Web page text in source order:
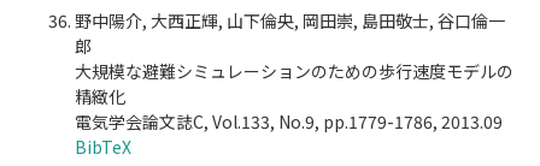
野中陽介, 大西正輝, 山下倫央, 岡田崇, 島田敬士, 谷口倫一
郎
大規模な避難シミュレーションのための歩行速度モデルの
精緻化
電気学会論文誌C, Vol.133, No.9, pp.1779-1786, 2013.09
BibTeX